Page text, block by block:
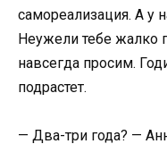
самореализация. А у
Неужели тебе жалко
навсегда просим.
подрастет.
— Два-три года? —